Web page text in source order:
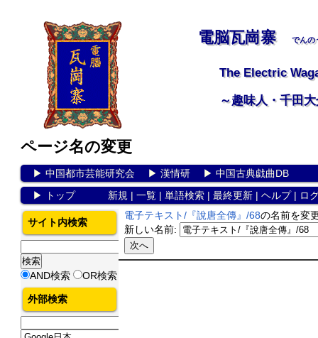
電脳瓦崗寨 でんの
The Electric
～趣味人・千田
ページ名の変更
▶ 中国都市芸能研究会▶ 漢情研▶ 中国古典戯曲DB
▶
トップ 新規 | 一覧| 単語検索| 最終更新| ヘルプ| ロ
電子テキスト/『說唐全傳』/68の名前を変
新しい名前:
サイト内検索
AND検索 OR検索
外部検索